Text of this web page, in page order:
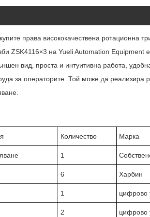
права висококачествена ротационна
ZSK4116×3 на Yueli Automation Equipment
вид, проста и интуитивна работа,
за операторите. Той може да реализира
Количество Марка
1
6 Харбин
1 цифрово
2 цифрово